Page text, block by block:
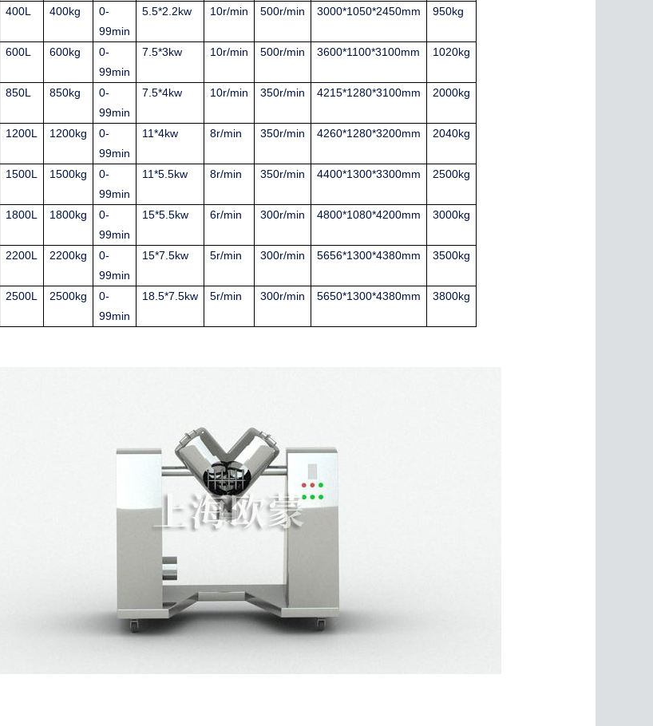
400L 400kg
0-
99min
5.5*2.2kw 10r/min 500r/min 3000*1050*2450mm 950kg
600L 600kg
0-
99min
7.5*3kw 10r/min 500r/min 3600*1100*3100mm 1020kg
850L 850kg
0-
99min
7.5*4kw 10r/min 350r/min 4215*1280*3100mm 2000kg
1200L 1200kg
0-
99min
11*4kw 8r/min 350r/min 4260*1280*3200mm 2040kg
1500L 1500kg
0-
99min
11*5.5kw 8r/min 350r/min 4400*1300*3300mm 2500kg
1800L 1800kg
0-
99min
15*5.5kw 6r/min 300r/min 4800*1080*4200mm 3000kg
2200L 2200kg
0-
99min
15*7.5kw 5r/min 300r/min 5656*1300*4380mm 3500kg
2500L 2500kg
0-
99min
18.5*7.5kw 5r/min 300r/min 5650*1300*4380mm 3800kg